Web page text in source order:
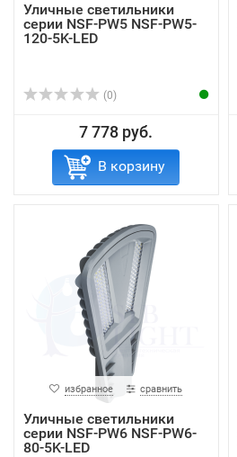
Уличные светильники
серии NSF-PW5 NSF-PW5-
120-5K-LED
(0)
7 778 руб.
В корзину
избранное сравнить
Уличные светильники
серии NSF-PW6 NSF-PW6-
80-5K-LED